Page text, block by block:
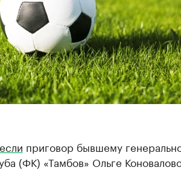
приговор бывшему
(ФК) «Тамбов» Ольге